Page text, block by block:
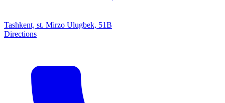
Tashkent, st. Mirzo Ulugbek, 51B
Directions